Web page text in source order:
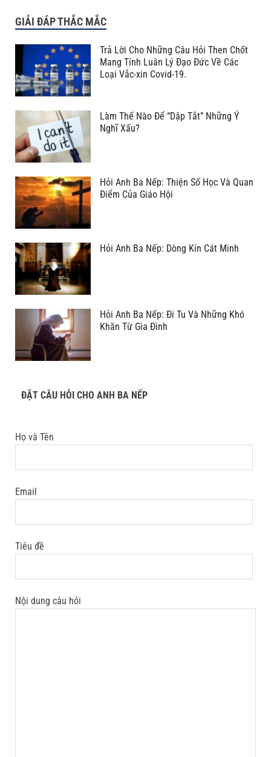
GIẢI ĐÁP THẮC MẮC
Trả Lời Cho Những Câu Hỏi Then Chốt
Mang Tính Luân Lý Đạo Đức Về Các
Loại Vắc-xin Covid-19.
Làm Thế Nào Để “Dập Tắt” Những Ý
Nghĩ Xấu?
Hỏi Anh Ba Nếp: Thiện Số Học Và Quan
Điểm Của Giáo Hội
Hỏi Anh Ba Nếp: Dòng Kín Cát Minh
Hỏi Anh Ba Nếp: Đi Tu Và Những Khó
Khăn Từ Gia Đình
ĐẶT CÂU HỎI CHO ANH BA NẾP
Họ và Tên
Email
Tiêu đề
Nội dung câu hỏi